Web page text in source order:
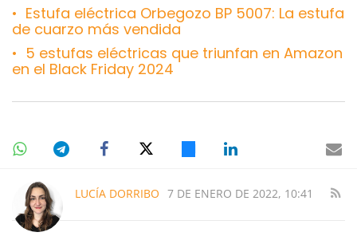
Estufa eléctrica Orbegozo BP 5007: La estufa
de cuarzo más vendida
5 estufas eléctricas que triunfan en Amazon
en el Black Friday 2024
LUCÍA DORRIBO 7 DE ENERO DE 2022, 10:41